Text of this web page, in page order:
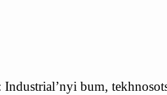
bum,